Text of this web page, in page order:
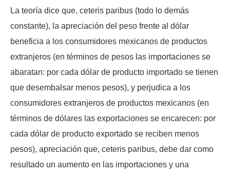
La teoría dice que, ceteris paribus (todo lo demás
constante), la apreciación del peso frente al dólar
beneficia a los consumidores mexicanos de productos
extranjeros (en términos de pesos las importaciones se
abaratan: por cada dólar de producto importado se tienen
que desembalsar menos pesos), y perjudica a los
consumidores extranjeros de productos mexicanos (en
términos de dólares las exportaciones se encarecen: por
cada dólar de producto exportado se reciben menos
pesos), apreciación que, ceteris paribus, debe dar como
resultado un aumento en las importaciones y una